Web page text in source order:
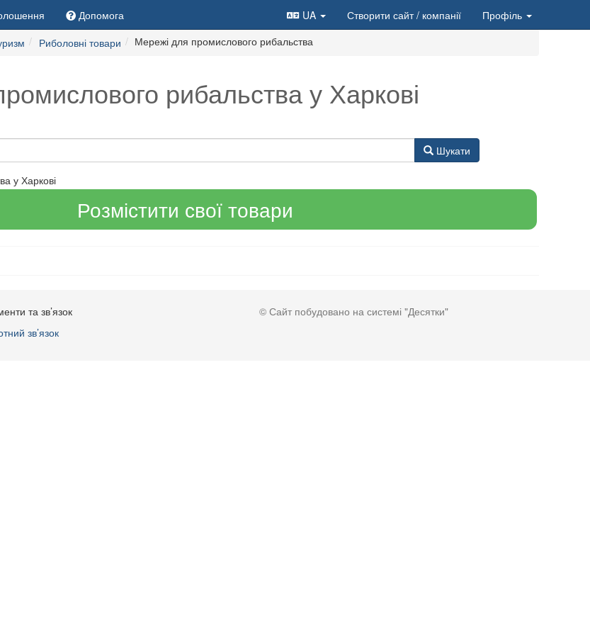
Допомога UA Створити сайт/ компанії
Профіль
Риболовні товари Мережі для промислового рибальства
рибальства у Харкові
Шукати
у Харкові
Розмістити свої товари
та зв’язок
зв’язок
© Сайт побудовано на системі "Десятки"